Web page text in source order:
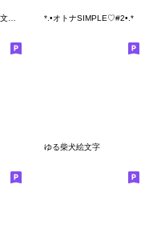
*.•オトナSIMPLE♡#2•.*
ゆる柴犬絵文字